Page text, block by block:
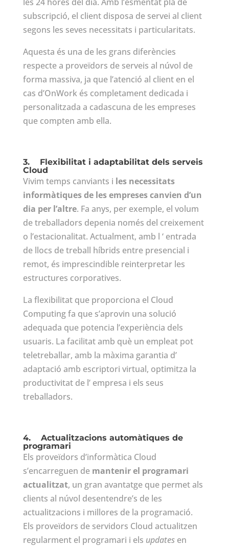
subscripció, el client disposa de servei al client
segons les seves necessitats i particularitats.
Aquesta és una de les grans diferències
respecte a proveïdors de serveis al núvol de
forma massiva, ja que l’atenció al client en el
cas d’OnWork és completament dedicada i
personalitzada a cadascuna de les empreses
que compten amb ella.
3. Flexibilitat i adaptabilitat dels serveis
Cloud
Vivim temps canviants i les necessitats
informàtiques de les empreses canvien d’un
dia per l’altre. Fa anys, per exemple, el volum
de treballadors depenia només del creixement
o l’estacionalitat. Actualment, amb l ‘ entrada
de llocs de treball híbrids entre presencial i
remot, és imprescindible reinterpretar les
estructures corporatives.
La flexibilitat que proporciona el Cloud
Computing fa que s’aprovin una solució
adequada que potencia l’experiència dels
usuaris. La facilitat amb què un empleat pot
teletreballar, amb la màxima garantia d’
adaptació amb escriptori virtual, optimitza la
productivitat de l’ empresa i els seus
treballadors.
4. Actualitzacions automàtiques de
programari
Els proveïdors d’informàtica Cloud
s’encarreguen de mantenir el programari
actualitzat, un gran avantatge que permet als
clients al núvol desentendre’s de les
actualitzacions i millores de la programació.
Els proveïdors de servidors Cloud actualitzen
regularment el programari i els updatesen